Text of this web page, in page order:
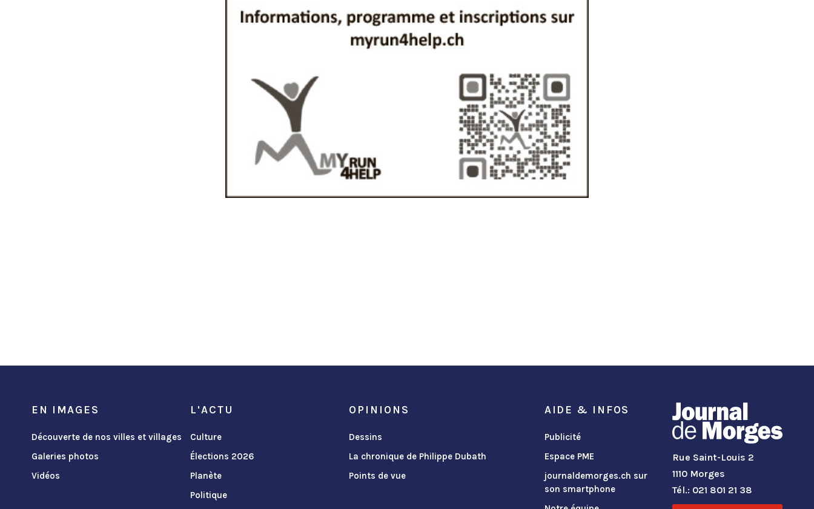
EN IMAGES
Découverte de nos villes et villages
Galeries photos
Vidéos
L'ACTU
Culture
Élections 2026
Planète
Politique
OPINIONS
Dessins
La chronique de Philippe Dubath
Points de vue
AIDE & INFOS
Publicité
Espace PME
journaldemorges.ch sur
son smartphone
Rue Saint-Louis 2
1110 Morges
Tél.: 021 801 21 38